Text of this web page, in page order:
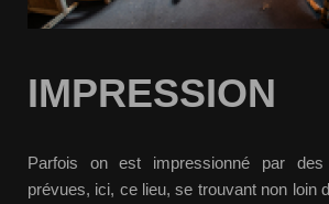
IMPRESSION
Parfois on est impressionné par des
prévues, ici, ce lieu, se trouvant non loin